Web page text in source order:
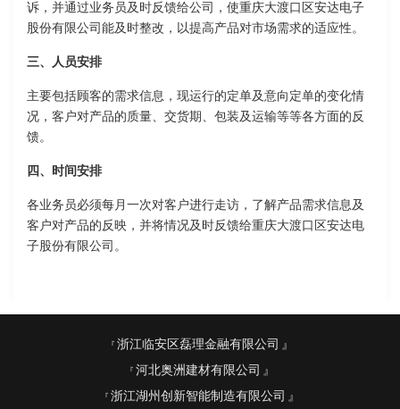
诉，并通过业务员及时反馈给公司，使重庆大渡口区安达电子
股份有限公司能及时整改，以提高产品对市场需求的适应性。
三、人员安排
主要包括顾客的需求信息，现运行的定单及意向定单的变化情
况，客户对产品的质量、交货期、包装及运输等等各方面的反
馈。
四、时间安排
各业务员必须每月一次对客户进行走访，了解产品需求信息及
客户对产品的反映，并将情况及时反馈给重庆大渡口区安达电
子股份有限公司。
浙江临安区磊理金融有限公司
河北奥洲建材有限公司
浙江湖州创新智能制造有限公司